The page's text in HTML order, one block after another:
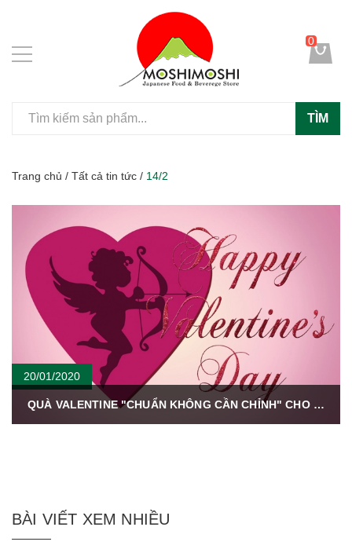
TÌM
0
Trang chủ / Tất cả tin tức / 14/2
20/01/2020
QUÀ VALENTINE "CHUẨN KHÔNG CẦN CHỈNH" CHO NGƯỜI ẤY.
BÀI VIẾT XEM NHIỀU